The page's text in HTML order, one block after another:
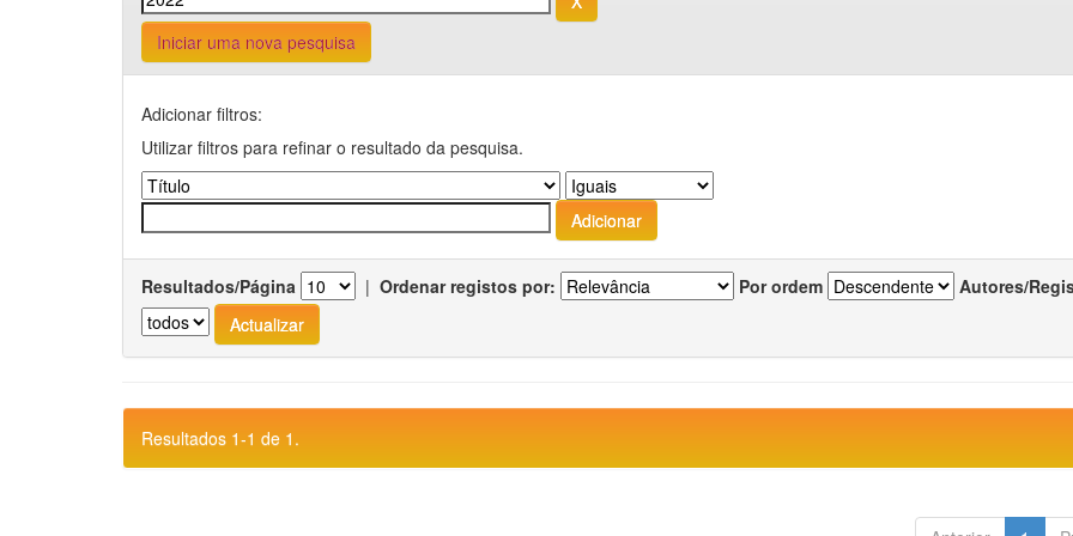
Iniciar uma nova pesquisa
Adicionar filtros:
Utilizar filtros para refinar o resultado da pesquisa.
Resultados/Página | Ordenar registos por: Por ordem Autores/
Resultados 1-1 de 1.